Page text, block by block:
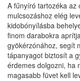
A fűnyíró tartozéka az
mulcsozáshoz elég
kidobónyílásba
finom darabokra
gyökérzónához, segít
tápanyagot biztosít a
érdemes dolgozni, ha
magasabb füvet kell